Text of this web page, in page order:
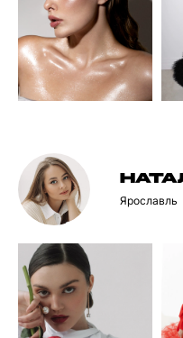
Ярославль